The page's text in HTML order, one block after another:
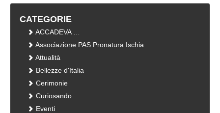
CATEGORIE
ACCADEVA …
Associazione PAS Pronatura Ischia
Attualità
Bellezze d'Italia
Cerimonie
Curiosando
Eventi